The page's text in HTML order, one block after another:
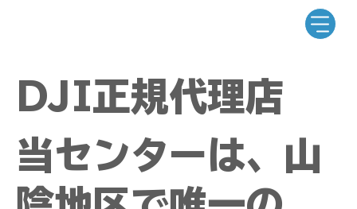
DJI正規代理店
当センターは、山